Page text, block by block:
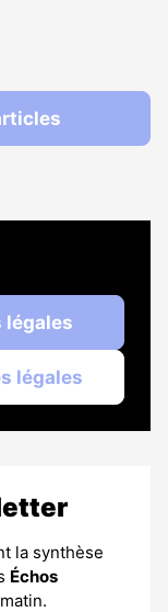
légales
légales
la synthèse
Échos